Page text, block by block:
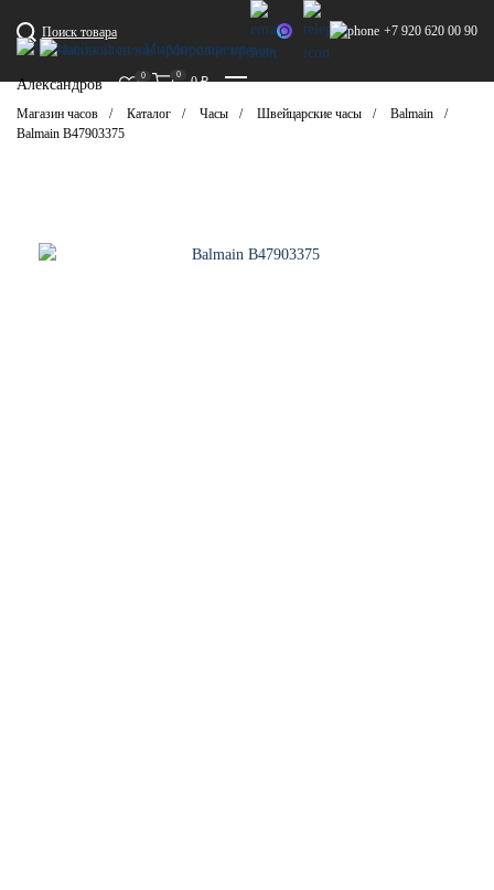
Поиск товара +7 920 620 00 90
Александров
0 0 0 ₽
Магазин часов Каталог Часы Швейцарские часы
Balmain
Balmain B47903375